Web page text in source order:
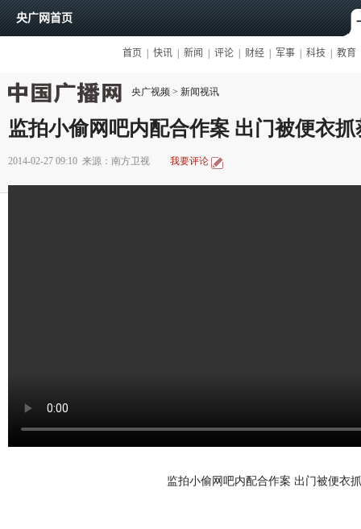
央广视频 > 新闻视讯
监拍小偷网吧内配合作案 出门被便衣抓
2014-02-27 09:10 来源：南方卫视 我要评论
监拍小偷网吧内配合作案 出门被便衣